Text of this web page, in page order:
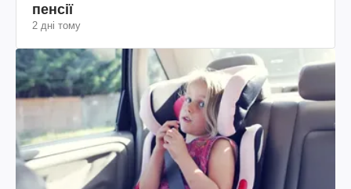
пенсії
2 дні тому